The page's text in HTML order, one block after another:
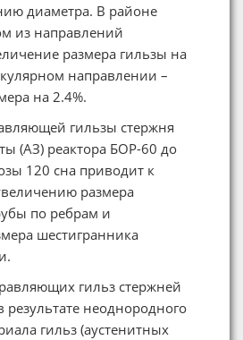
диаметра. В районе
из направлений
размера гильзы на
направлении –
на 2.4%.
гильзы стержня
(АЗ) реактора БОР-60 до
120 сна приводит к
размера
по ребрам и
шестигранника
гильз стержней
результате неоднородного
гильз (аустенитных